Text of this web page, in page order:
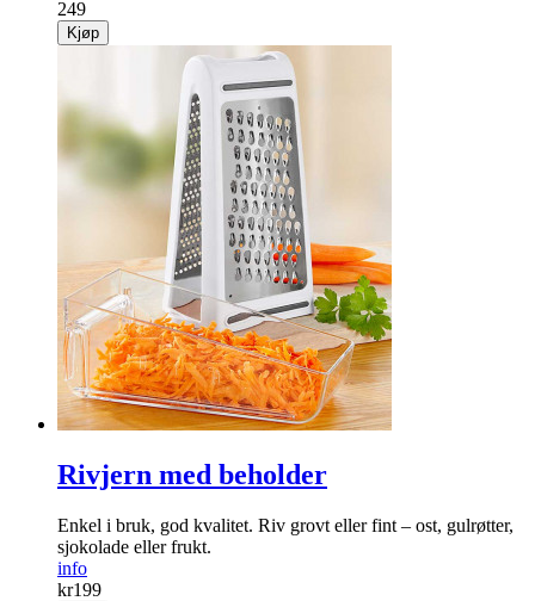
249
Kjøp
Rivjern med beholder
Enkel i bruk, god kvalitet. Riv grovt eller fint – ost, gulrøtt­er,
sjoko­lade eller frukt.
info
kr199